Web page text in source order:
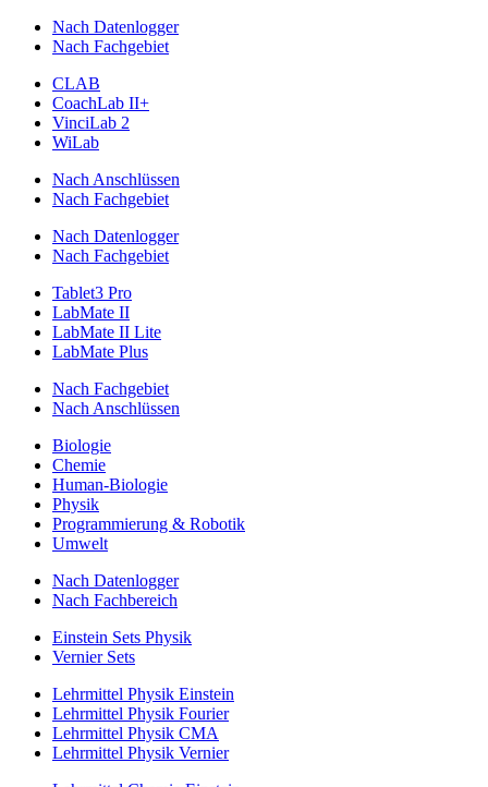
Nach Datenlogger
Nach Fachgebiet
CLAB
CoachLab II+
VinciLab 2
WiLab
Nach Anschlüssen
Nach Fachgebiet
Nach Datenlogger
Nach Fachgebiet
Tablet3 Pro
LabMate II
LabMate II Lite
LabMate Plus
Nach Fachgebiet
Nach Anschlüssen
Biologie
Chemie
Human-Biologie
Physik
Programmierung & Robotik
Umwelt
Nach Datenlogger
Nach Fachbereich
Einstein Sets Physik
Vernier Sets
Lehrmittel Physik Einstein
Lehrmittel Physik Fourier
Lehrmittel Physik CMA
Lehrmittel Physik Vernier